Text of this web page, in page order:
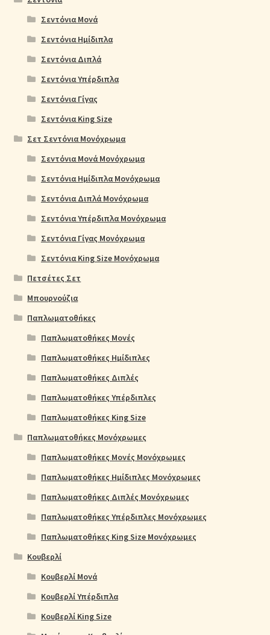
Σεντόνια Μονά
Σεντόνια Ημίδιπλα
Σεντόνια Διπλά
Σεντόνια Υπέρδιπλα
Σεντόνια Γίγας
Σεντόνια King Size
Σετ Σεντόνια Μονόχρωμα
Σεντόνια Μονά Μονόχρωμα
Σεντόνια Ημίδιπλα Μονόχρωμα
Σεντόνια Διπλά Μονόχρωμα
Σεντόνια Υπέρδιπλα Μονόχρωμα
Σεντόνια Γίγας Μονόχρωμα
Σεντόνια King Size Μονόχρωμα
Πετσέτες Σετ
Μπουρνούζια
Παπλωματοθήκες
Παπλωματοθήκες Μονές
Παπλωματοθήκες Ημίδιπλες
Παπλωματοθήκες Διπλές
Παπλωματοθήκες Υπέρδιπλες
Παπλωματοθήκες King Size
Παπλωματοθήκες Μονόχρωμες
Παπλωματοθήκες Μονές Μονόχρωμες
Παπλωματοθήκες Ημίδιπλες Μονόχρωμες
Παπλωματοθήκες Διπλές Μονόχρωμες
Παπλωματοθήκες Υπέρδιπλες Μονόχρωμες
Παπλωματοθήκες King Size Μονόχρωμες
Κουβερλί
Κουβερλί Μονά
Κουβερλί Υπέρδιπλα
Κουβερλί King Size